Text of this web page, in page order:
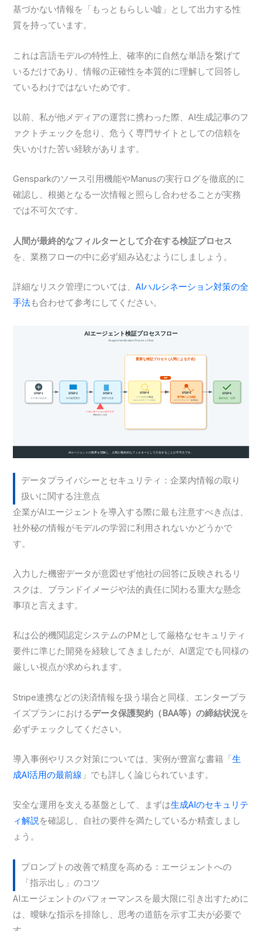
基づかない情報を「もっともらしい嘘」として出力する性
質を持っています。
これは言語モデルの特性上、確率的に自然な単語を繋げて
いるだけであり、情報の正確性を本質的に理解して回答し
ているわけではないためです。
以前、私が他メディアの運営に携わった際、AI生成記事のフ
ァクトチェックを怠り、危うく専門サイトとしての信頼を
失いかけた苦い経験があります。
Gensparkのソース引用機能やManusの実行ログを徹底的に
確認し、根拠となる一次情報と照らし合わせることが実務
では不可欠です。
人間が最終的なフィルターとして介在する検証プロセス
を、業務フローの中に必ず組み込むようにしましょう。
詳細なリスク管理については、AIハルシネーション対策の全
手法も合わせて参考にしてください。
データプライバシーとセキュリティ：企業内情報の取り
扱いに関する注意点
企業がAIエージェントを導入する際に最も注意すべき点は、
社外秘の情報がモデルの学習に利用されないかどうかで
す。
入力した機密データが意図せず他社の回答に反映されるリ
スクは、ブランドイメージや法的責任に関わる重大な懸念
事項と言えます。
私は公的機関認定システムのPMとして厳格なセキュリティ
要件に準じた開発を経験してきましたが、AI選定でも同様の
厳しい視点が求められます。
Stripe連携などの決済情報を扱う場合と同様、エンタープラ
イズプランにおけるデータ保護契約（BAA等）の締結状況を
必ずチェックしてください。
導入事例やリスク対策については、実例が豊富な書籍「生
成AI活用の最前線 」でも詳しく論じられています。
安全な運用を支える基盤として、まずは生成AIのセキュリテ
ィ解説を確認し、自社の要件を満たしているか精査しまし
ょう。
プロンプトの改善で精度を高める：エージェントへの
「指示出し」のコツ
AIエージェントのパフォーマンスを最大限に引き出すために
は、曖昧な指示を排除し、思考の道筋を示す工夫が必要で